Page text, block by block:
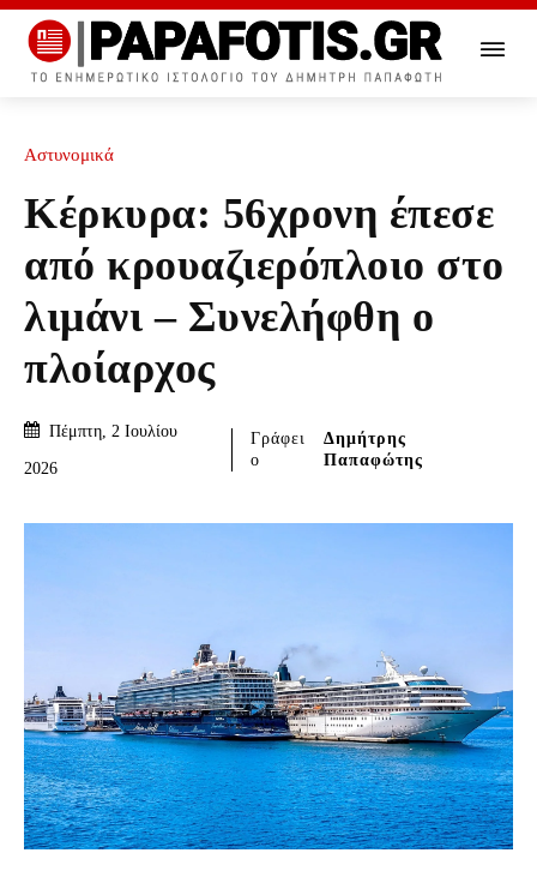
Αστυνομικά
Κέρκυρα: 56χρονη έπεσε
από κρουαζιερόπλοιο στο
λιμάνι – Συνελήφθη ο
πλοίαρχος
Πέμπτη, 2 Ιουλίου
2026
Γράφει
ο
Δημήτρης
Παπαφώτης